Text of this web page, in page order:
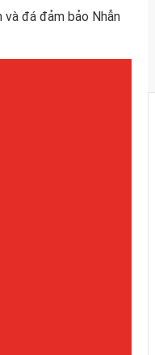
và đá đảm bảo Nhẫn